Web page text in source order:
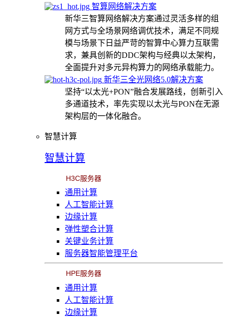
智算网络解决方案
新华三智算网络解决方案通过灵活多样的组
网方式与全场景网络调优技术，满足不同规
模与场景下日益严苛的智算中心算力互联需
求，兼具创新的DDC架构与经典以太架构，
全面提升对多元异构算力的网络承载能力。
新华三全光网络5.0解决方案
坚持“以太光+PON”融合发展路线，创新引入
多通道技术，率先实现以太光与PON在无源
架构层的一体化融合。
智慧计算
智慧计算
H3C服务器
通用计算
人工智能计算
边缘计算
弹性塑合计算
关键业务计算
服务器智能管理平台
HPE服务器
通用计算
人工智能计算
边缘计算